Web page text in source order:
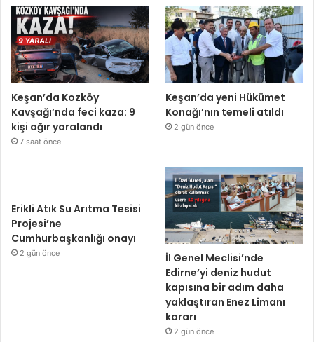
Keşan’da Kozköy
Kavşağı’nda feci kaza: 9
kişi ağır yaralandı
7 saat önce
Keşan’da yeni Hükümet
Konağı’nın temeli atıldı
2 gün önce
Erikli Atık Su Arıtma Tesisi
Projesi’ne
Cumhurbaşkanlığı onayı
2 gün önce
İl Genel Meclisi’nde
Edirne’yi deniz hudut
kapısına bir adım daha
yaklaştıran Enez Limanı
kararı
2 gün önce